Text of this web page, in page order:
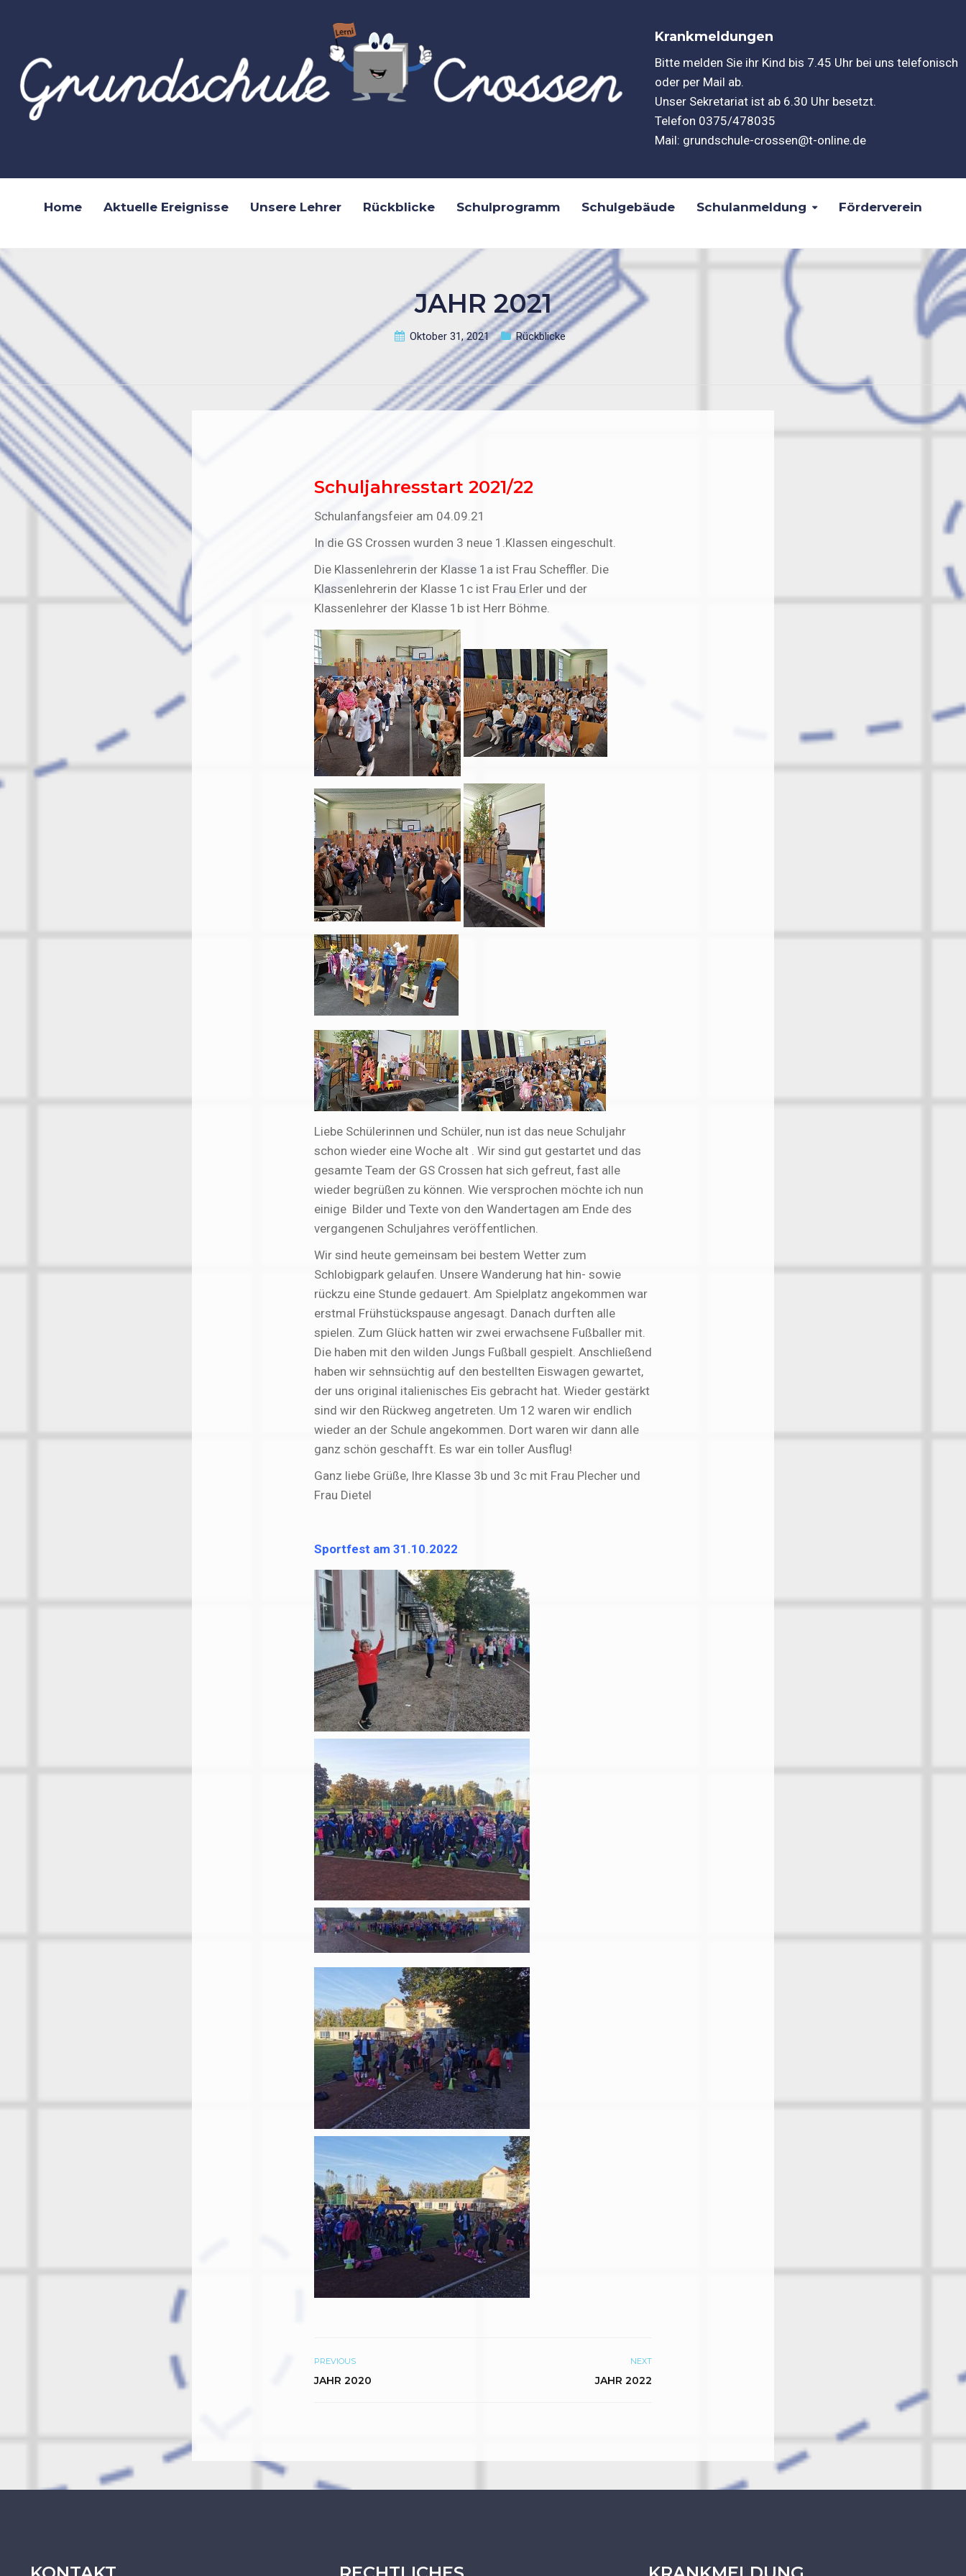
Krankmeldungen
Bitte melden Sie ihr Kind bis 7.45 Uhr bei uns telefonisch
oder per Mail ab.
Unser Sekretariat ist ab 6.30 Uhr besetzt.
Telefon 0375/478035
Mail: grundschule-crossen@t-online.de
Home Aktuelle Ereignisse Unsere Lehrer Rückblicke Schulprogramm Schulgebäude Schulanmeldung Förderverein
JAHR 2021
Oktober 31, 2021 Rückblicke
Schuljahresstart 2021/22
Schulanfangsfeier am 04.09.21
In die GS Crossen wurden 3 neue 1.Klassen eingeschult.
Die Klassenlehrerin der Klasse 1a ist Frau Scheffler. Die
Klassenlehrerin der Klasse 1c ist Frau Erler und der
Klassenlehrer der Klasse 1b ist Herr Böhme.
Liebe Schülerinnen und Schüler, nun ist das neue Schuljahr
schon wieder eine Woche alt . Wir sind gut gestartet und das
gesamte Team der GS Crossen hat sich gefreut, fast alle
wieder begrüßen zu können. Wie versprochen möchte ich nun
einige Bilder und Texte von den Wandertagen am Ende des
vergangenen Schuljahres veröffentlichen.
Wir sind heute gemeinsam bei bestem Wetter zum
Schlobigpark gelaufen. Unsere Wanderung hat hin- sowie
rückzu eine Stunde gedauert. Am Spielplatz angekommen war
erstmal Frühstückspause angesagt. Danach durften alle
spielen. Zum Glück hatten wir zwei erwachsene Fußballer mit.
Die haben mit den wilden Jungs Fußball gespielt. Anschließend
haben wir sehnsüchtig auf den bestellten Eiswagen gewartet,
der uns original italienisches Eis gebracht hat. Wieder gestärkt
sind wir den Rückweg angetreten. Um 12 waren wir endlich
wieder an der Schule angekommen. Dort waren wir dann alle
ganz schön geschafft. Es war ein toller Ausflug!
Ganz liebe Grüße, Ihre Klasse 3b und 3c mit Frau Plecher und
Frau Dietel
Sportfest am 31.10.2022
PREVIOUS
JAHR 2020
NEXT
JAHR 2022